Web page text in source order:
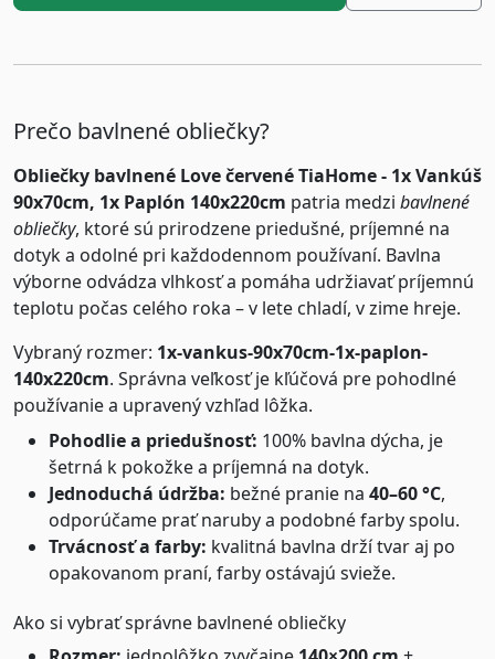
Prečo bavlnené obliečky?
Obliečky bavlnené Love červené TiaHome - 1x Vankúš
90x70cm, 1x Paplón 140x220cm patria medzi bavlnené
obliečky, ktoré sú prirodzene priedušné, príjemné na
dotyk a odolné pri každodennom používaní. Bavlna
výborne odvádza vlhkosť a pomáha udržiavať príjemnú
teplotu počas celého roka – v lete chladí, v zime hreje.
Vybraný rozmer: 1x-vankus-90x70cm-1x-paplon-
140x220cm. Správna veľkosť je kľúčová pre pohodlné
používanie a upravený vzhľad lôžka.
Pohodlie a priedušnosť: 100% bavlna dýcha, je
šetrná k pokožke a príjemná na dotyk.
Jednoduchá údržba: bežné pranie na 40–60 °C,
odporúčame prať naruby a podobné farby spolu.
Trvácnosť a farby: kvalitná bavlna drží tvar aj po
opakovanom praní, farby ostávajú svieže.
Ako si vybrať správne bavlnené obliečky